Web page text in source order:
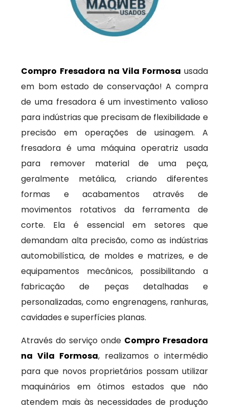
Compro Fresadora na Vila Formosa usada
em bom estado de conservação! A compra
de uma fresadora é um investimento valioso
para indústrias que precisam de flexibilidade e
precisão em operações de usinagem. A
fresadora é uma máquina operatriz usada
para remover material de uma peça,
geralmente metálica, criando diferentes
formas e acabamentos através de
movimentos rotativos da ferramenta de
corte. Ela é essencial em setores que
demandam alta precisão, como as indústrias
automobilística, de moldes e matrizes, e de
equipamentos mecânicos, possibilitando a
fabricação de peças detalhadas e
personalizadas, como engrenagens, ranhuras,
cavidades e superfícies planas.
Através do serviço onde Compro Fresadora
na Vila Formosa, realizamos o intermédio
para que novos proprietários possam utilizar
maquinários em ótimos estados que não
atendem mais às necessidades de produção